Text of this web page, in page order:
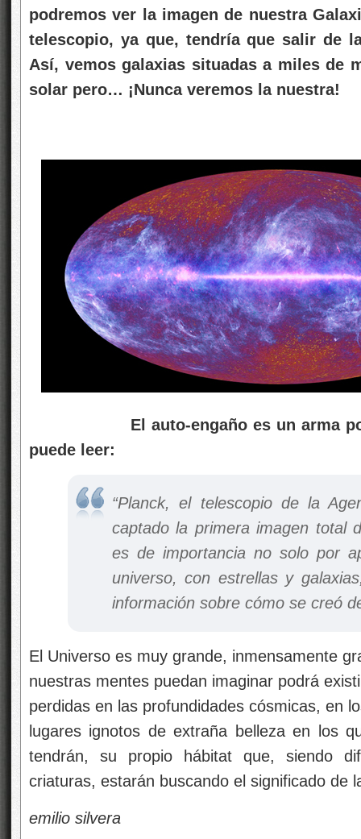
podremos ver la imagen de nuestra
telescopio, ya que, tendría que salir de
Así, vemos galaxias situadas a miles de
solar pero… ¡Nunca veremos la nuestra!
El auto-engaño es un arma
puede leer:
“Planck, el telescopio de la
captado la primera imagen total
es de importancia no solo por
universo, con estrellas y
información sobre cómo se creó
El Universo es muy grande, inmensamente
nuestras mentes puedan imaginar podrá
perdidas en las profundidades cósmicas, en
lugares ignotos de extraña belleza en los
tendrán, su propio hábitat que, siendo
criaturas, estarán buscando el significado de
emilio silvera